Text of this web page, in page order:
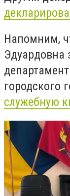
Напомним,
Эдуардовна
городского
служебную